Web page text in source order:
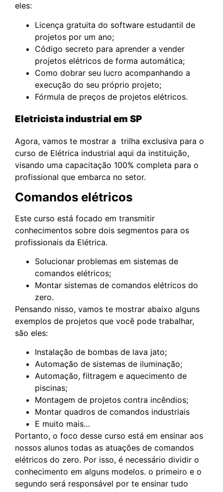
eles:
Licença gratuita do software estudantil de
projetos por um ano;
Código secreto para aprender a vender
projetos elétricos de forma automática;
Como dobrar seu lucro acompanhando a
execução do seu próprio projeto;
Fórmula de preços de projetos elétricos.
Eletricista industrial em SP
Agora, vamos te mostrar a trilha exclusiva para o
curso de Elétrica industrial aqui da instituição,
visando uma capacitação 100% completa para o
profissional que embarca no setor.
Comandos elétricos
Este curso está focado em transmitir
conhecimentos sobre dois segmentos para os
profissionais da Elétrica.
Solucionar problemas em sistemas de
comandos elétricos;
Montar sistemas de comandos elétricos do
zero.
Pensando nisso, vamos te mostrar abaixo alguns
exemplos de projetos que você pode trabalhar,
são eles:
Instalação de bombas de lava jato;
Automação de sistemas de iluminação;
Automação, filtragem e aquecimento de
piscinas;
Montagem de projetos contra incêndios;
Montar quadros de comandos industriais
E muito mais…
Portanto, o foco desse curso está em ensinar aos
nossos alunos todas as atuações de comandos
elétricos do zero. Por isso, é necessário dividir o
conhecimento em alguns modelos. o primeiro e o
segundo será responsável por te ensinar tudo